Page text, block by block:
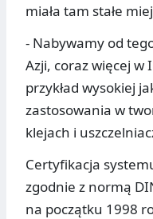
miała tam stałe
- Nabywamy od
Azji, coraz więcej w
przykład wysokiej
zastosowania w
klejach i
Certyfikacja
zgodnie z normą
na początku 1998